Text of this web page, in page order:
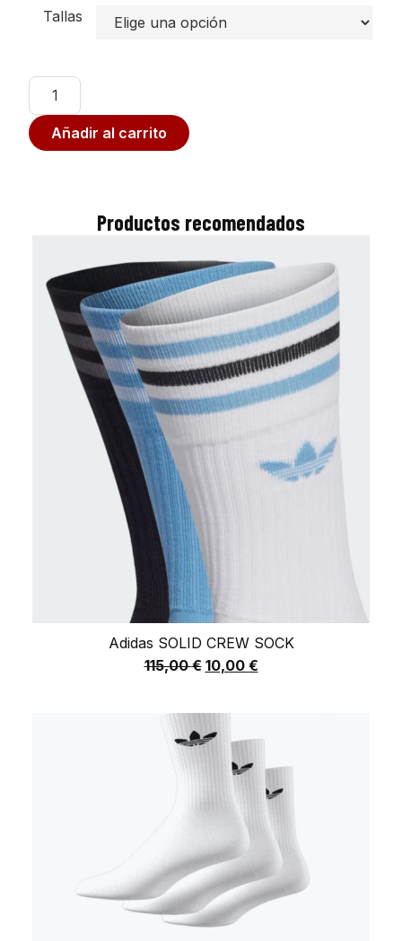
Tallas
Añadir al carrito
Productos recomendados
Adidas SOLID CREW SOCK
115,00€ 10,00 €